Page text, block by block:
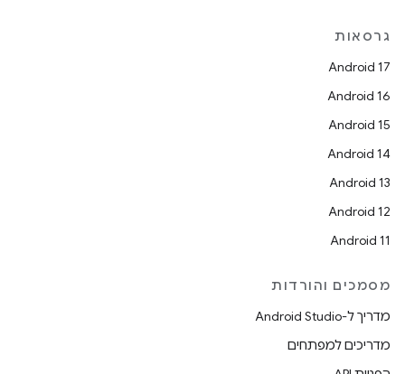
גרסאות
Android 17
Android 16
Android 15
Android 14
Android 13
Android 12
Android 11
מסמכים והורדות
מדריך ל-Android Studio
מדריכים למפתחים